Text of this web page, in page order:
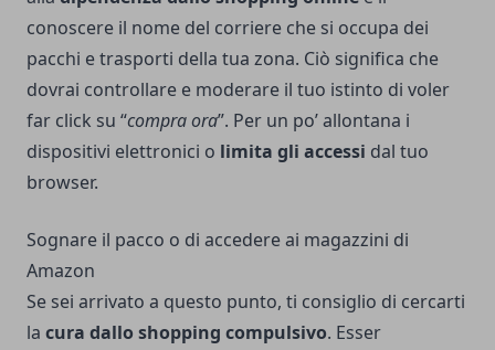
conoscere il nome del corriere che si occupa dei
pacchi e trasporti della tua zona. Ciò significa che
dovrai controllare e moderare il tuo istinto di voler
far click su “compra ora”. Per un po’ allontana i
dispositivi elettronici o limita gli accessi dal tuo
browser.
Sognare il pacco o di accedere ai magazzini di
Amazon
Se sei arrivato a questo punto, ti consiglio di cercarti
la cura dallo shopping compulsivo. Esser